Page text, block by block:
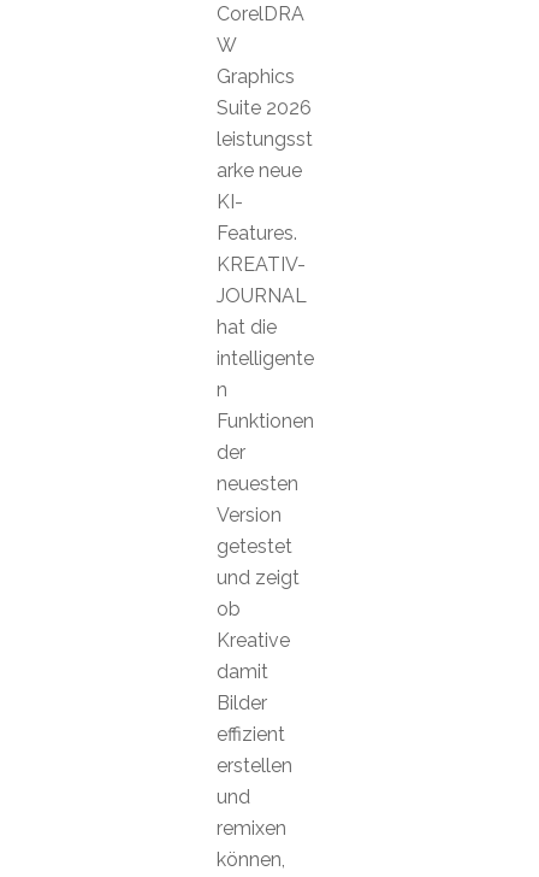
CorelDRA
W
Graphics
Suite 2026
leistungsst
arke neue
KI-
Features.
KREATIV-
JOURNAL
hat die
intelligente
n
Funktionen
der
neuesten
Version
getestet
und zeigt
ob
Kreative
damit
Bilder
effizient
erstellen
und
remixen
können,